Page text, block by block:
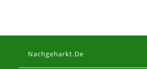
Nachgeharkt.de